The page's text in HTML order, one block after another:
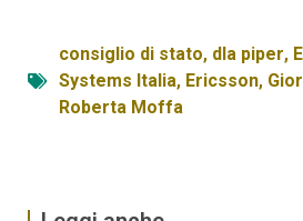
consiglio di stato, dla piper,
Systems Italia, Ericsson,
Roberta Moffa